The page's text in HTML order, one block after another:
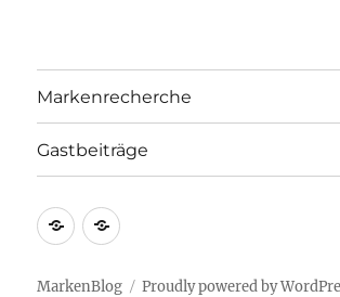
Markenrecherche
Gastbeiträge
Markenrecherche
Gastbeiträge
MarkenBlog Proudly powered by